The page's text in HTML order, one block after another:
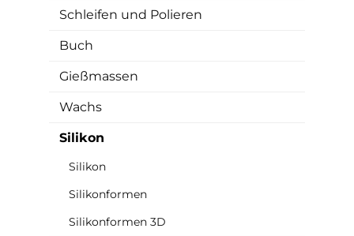
Schleifen und Polieren
Buch
Gießmassen
Wachs
Silikon
Silikon
Silikonformen
Silikonformen 3D